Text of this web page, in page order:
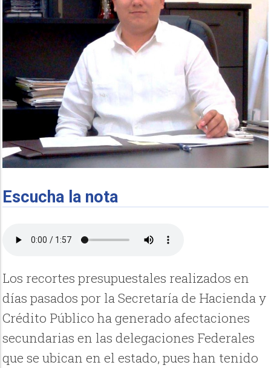
Escucha la nota
Los recortes presupuestales realizados en
días pasados por la Secretaría de Hacienda y
Crédito Público ha generado afectaciones
secundarias en las delegaciones Federales
que se ubican en el estado, pues han tenido